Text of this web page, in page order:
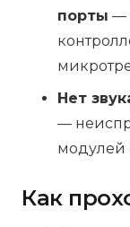
порты —
Нет
—
модулей
Как